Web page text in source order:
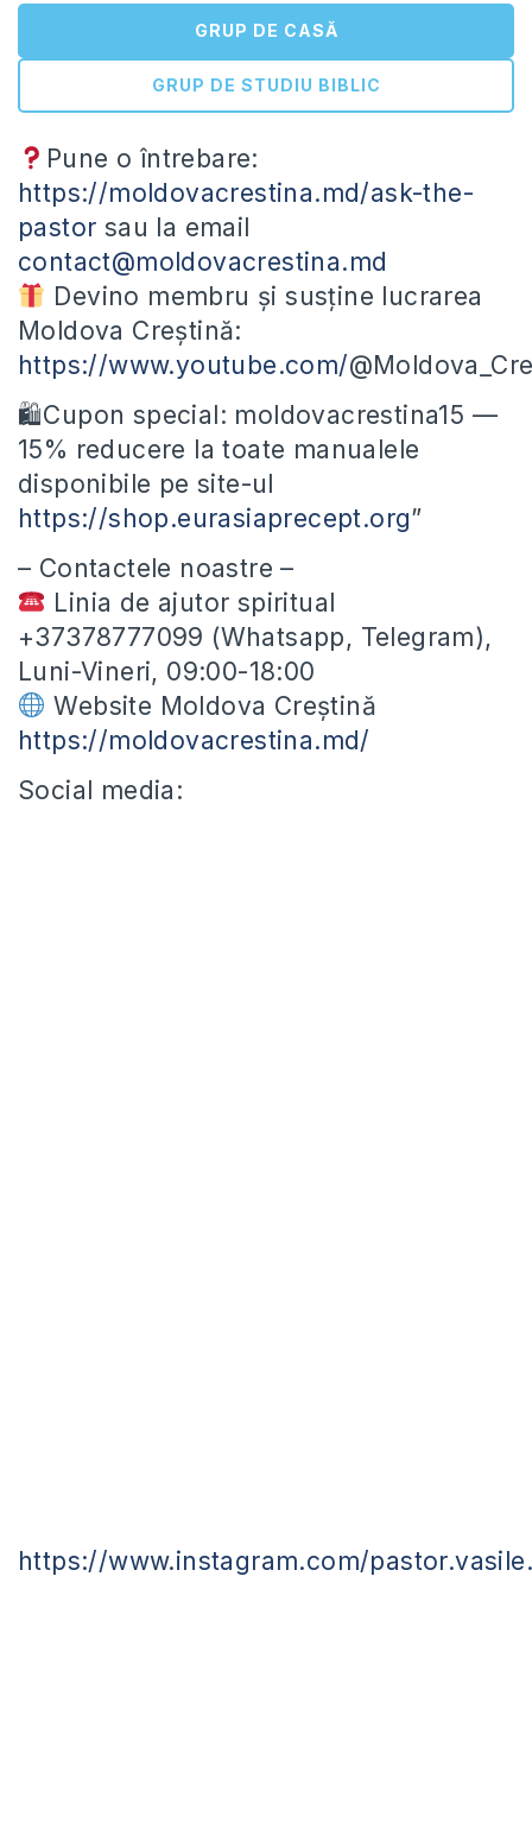
GRUP DE CASĂ
GRUP DE STUDIU BIBLIC
Pune o întrebare:
https://moldovacrestina.md/ask-the-
pastor sau la email
contact@moldovacrestina.md
Devino membru și susține lucrarea
Moldova Creștină:
https://www.youtube.com/
🛍Cupon special: moldovacrestina15 —
15% reducere la toate manualele
disponibile pe site-ul
https://shop.eurasiaprecept.org”
– Contactele noastre –
Linia de ajutor spiritual
+37378777099 (Whatsapp, Telegram),
Luni-Vineri, 09:00-18:00
Website Moldova Creștină
https://moldovacrestina.md/
Social media:
https://www.instagram.com/